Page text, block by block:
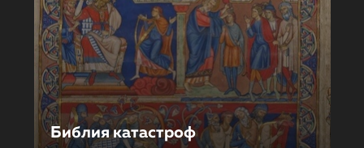
Библия катастроф